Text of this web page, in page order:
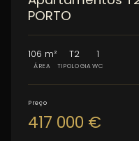
PORTO
106 m²
ÁREA
T2
TIPOLOGIA
1
WC
Preço
417 000 €